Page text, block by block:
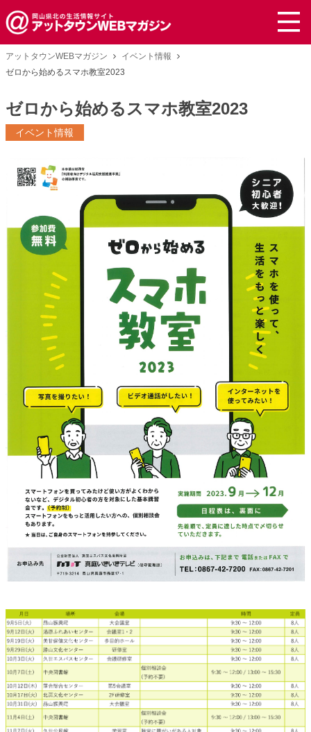
アットタウンWEBマガジン
イベント情報
ゼロから始めるスマホ教室2023
ゼロから始めるスマホ教室2023
イベント情報